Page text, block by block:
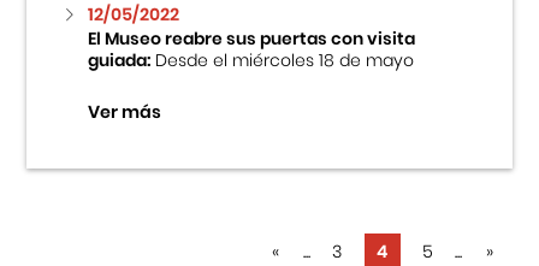
12/05/2022
El Museo reabre sus puertas con visita
guiada:Desde el miércoles 18 de mayo
Ver más
« ... 3 4 5 ... »